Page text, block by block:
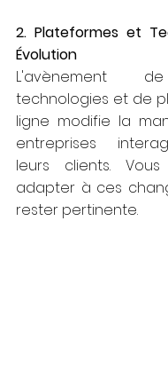
2. Plateformes et
Évolution
L'avènement
technologies et de
ligne modifie la
entreprises
leurs clients.
adapter à ces
rester pertinente.